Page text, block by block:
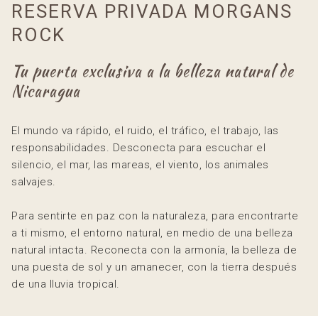
RESERVA PRIVADA MORGANS
ROCK
Tu puerta exclusiva a la belleza natural de
Nicaragua
El mundo va rápido, el ruido, el tráfico, el trabajo, las
responsabilidades. Desconecta para escuchar el
silencio, el mar, las mareas, el viento, los animales
salvajes.
Para sentirte en paz con la naturaleza, para encontrarte
a ti mismo, el entorno natural, en medio de una belleza
natural intacta. Reconecta con la armonía, la belleza de
una puesta de sol y un amanecer, con la tierra después
de una lluvia tropical.